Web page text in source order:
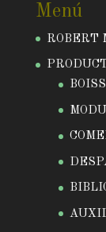
Menú
ROBERT